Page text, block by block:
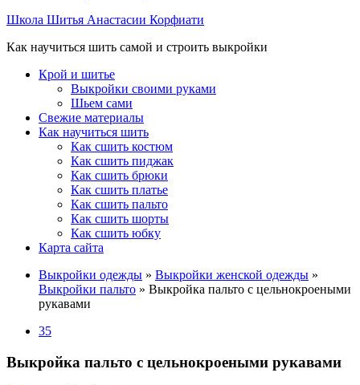
Школа Шитья Анастасии Корфиати
Как научиться шить самой и строить выкройки
Крой и шитье
Выкройки своими руками
Шьем сами
Свежие материалы
Как научиться шить
Как сшить костюм
Как сшить пиджак
Как сшить брюки
Как сшить платье
Как сшить пальто
Как сшить шорты
Как сшить юбку
Карта сайта
Выкройки одежды » Выкройки женской одежды »
Выкройки пальто » Выкройка пальто с цельнокроеными
рукавами
35
Выкройка пальто с цельнокроеными рукавами